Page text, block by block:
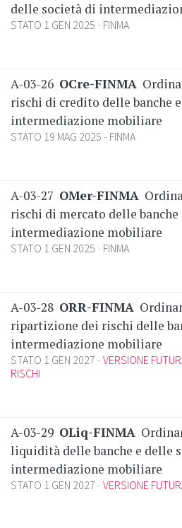
delle società di
STATO 1 GEN 2025
FINMA
A-03-26 OCre-FINMA
rischi di credito delle banche
intermediazione mobiliare
STATO 19 MAG 2025
FINMA
A-03-27 OMer-FINMA
rischi di mercato delle
intermediazione mobiliare
STATO 1 GEN 2025
FINMA
A-03-28 ORR-FINMA
ripartizione dei rischi delle
intermediazione mobiliare
STATO 1 GEN 2027 VERSIONE
RISCHI
A-03-29 OLiq-FINMA
liquidità delle banche e delle
intermediazione mobiliare
STATO 1 GEN 2027 VERSIONE